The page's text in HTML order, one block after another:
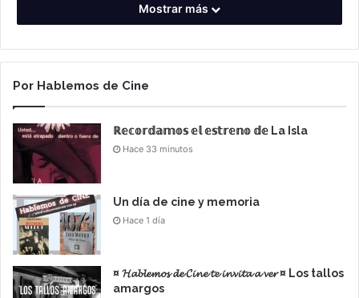
Apocalypse Now, es la película épica de Francis Ford
Coppola,es una
Mostrar más
Por Hablemos de Cine
ℝ𝕖𝕔𝕠𝕣𝕕𝕒𝕞𝕠𝕤 𝕖𝕝 𝕖𝕤𝕥𝕣𝕖𝕟𝕠 𝕕𝕖 La Isla
Hace 33 minutos
Un día de cine y memoria
Hace 1 día
¤ 𝓗𝓪𝓫𝓵𝓮𝓶𝓸𝓼 𝓭𝓮 𝓒𝓲𝓷𝓮 𝓽𝓮 𝓲𝓷𝓿𝓲𝓽𝓪 𝓪 𝓿𝓮𝓻 ¤ Los tallos
amargos